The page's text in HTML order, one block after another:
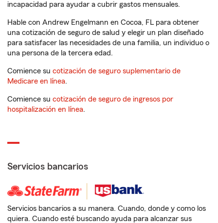
incapacidad para ayudar a cubrir gastos mensuales.
Hable con Andrew Engelmann en Cocoa, FL para obtener
una cotización de seguro de salud y elegir un plan diseñado
para satisfacer las necesidades de una familia, un individuo o
una persona de la tercera edad.
Comience su cotización de seguro suplementario de
Medicare en línea.
Comience su cotización de seguro de ingresos por
hospitalización en línea.
Servicios bancarios
Servicios bancarios a su manera. Cuando, donde y como los
quiera. Cuando esté buscando ayuda para alcanzar sus